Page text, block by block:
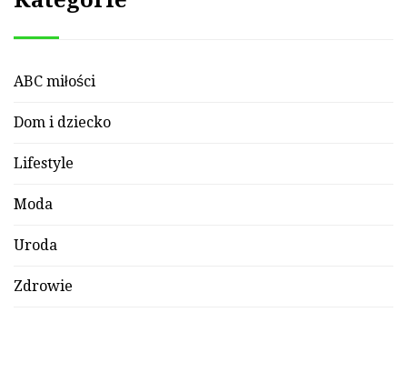
ABC miłości
Dom i dziecko
Lifestyle
Moda
Uroda
Zdrowie